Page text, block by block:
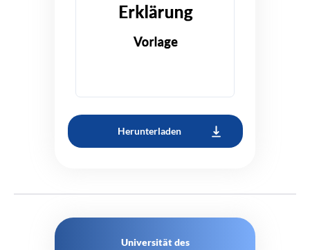
Herunterladen
Universität des